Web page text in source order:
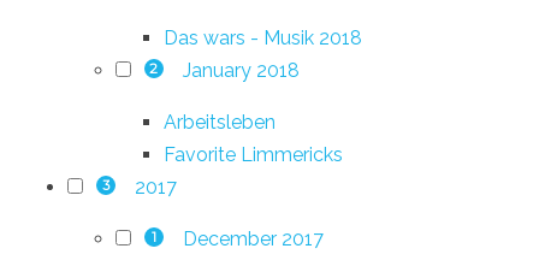
Das wars - Musik 2018
2 January 2018
Arbeitsleben
Favorite Limmericks
3 2017
1 December 2017